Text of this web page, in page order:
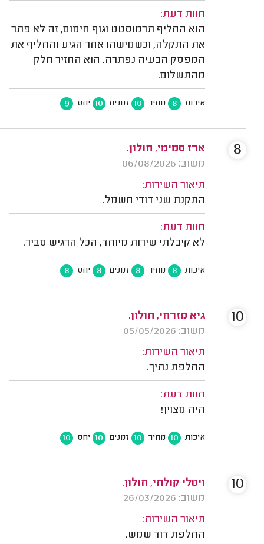
חוות דעת:
הוא החליף תרמוסטט וגוף חימום, זה לא פתר
את התקלה, וכשמישהו אחר הגיע והחליף את
המפסק הבעיה נפתרה. הוא החזיר חלק
מהתשלום.
איכות 8 מחיר 10 זמנים 10 יחס 9
ארז סמימי, חולון.
משוב: 06/08/2026
תיאור השירות:
התקנת שני דודי חשמל.
חוות דעת:
לא קיבלתי שירות מיוחד, הכל הרגיש סביר.
איכות 8 מחיר 8 זמנים 8 יחס 8
8
גיא מזרחי, חולון.
משוב: 05/05/2026
תיאור השירות:
החלפת נתיך.
חוות דעת:
היה מצוין!
איכות 10 מחיר 10 זמנים 10 יחס 10
10
ויטלי קולחי, חולון.
משוב: 26/03/2026
תיאור השירות:
החלפת דוד שמש.
10